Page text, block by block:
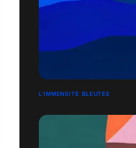
L’IMMENSITÉ BLEUTÉE